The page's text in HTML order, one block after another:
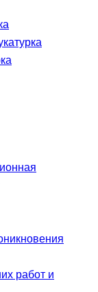
работ и